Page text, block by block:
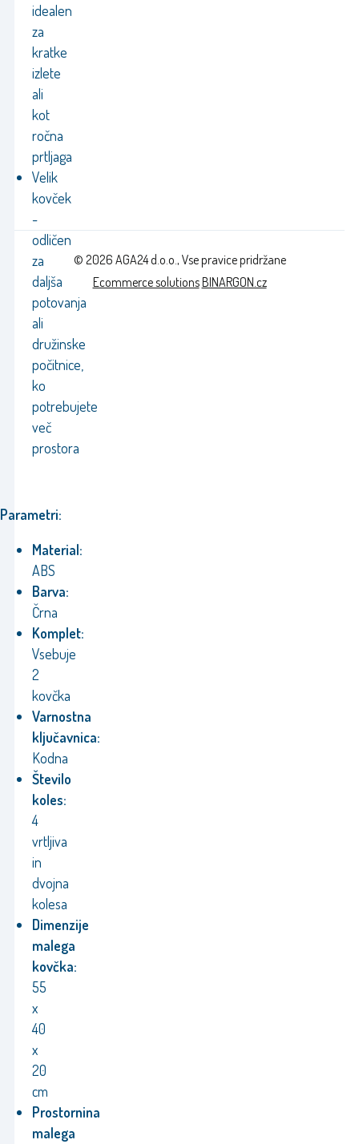
idealen
za
kratke
izlete
ali
kot
ročna
prtljaga
Velik
kovček
-
odličen
za
daljša
potovanja
ali
družinske
počitnice,
ko
potrebujete
več
prostora
Parametri:
Material:
ABS
Barva:
Črna
Komplet:
Vsebuje
2
kovčka
Varnostna
ključavnica:
Kodna
Število
koles:
4
vrtljiva
in
dvojna
kolesa
Dimenzije
malega
kovčka:
55
x
40
x
20
cm
Prostornina
malega
© 2026 AGA24 d.o.o., Vse pravice pridržane
Ecommerce solutionsBINARGON.cz